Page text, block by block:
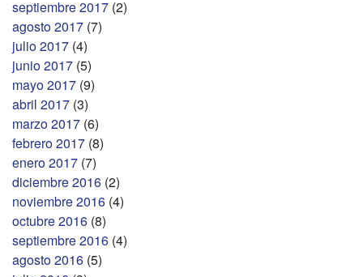
septiembre 2017 (2)
agosto 2017 (7)
julio 2017 (4)
junio 2017 (5)
mayo 2017 (9)
abril 2017 (3)
marzo 2017 (6)
febrero 2017 (8)
enero 2017 (7)
diciembre 2016 (2)
noviembre 2016 (4)
octubre 2016 (8)
septiembre 2016 (4)
agosto 2016 (5)